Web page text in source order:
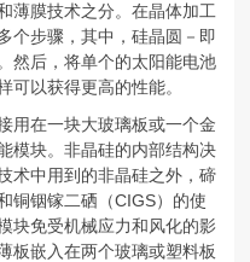
薄膜技术之分。在晶体加工
个步骤，其中，硅晶圆－即
然后，将单个的太阳能电池
可以获得更高的性能。
用在一块大玻璃板或一个金
模块。非晶硅的内部结构决
术中用到的非晶硅之外，碲
铜铟镓二硒（CIGS）的使
块免受机械应力和风化的影
板嵌入在两个玻璃或塑料板